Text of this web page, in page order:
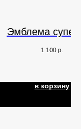
Эмблема
1 100 р.
в корзину